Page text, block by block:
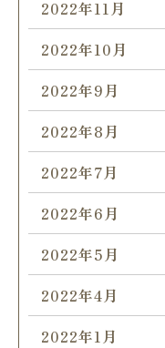
2022年11月
2022年10月
2022年9月
2022年8月
2022年7月
2022年6月
2022年5月
2022年4月
2022年1月